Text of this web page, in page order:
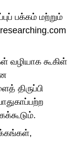
பக்கம் மற்றும்
கூகிள்
திருப்பி